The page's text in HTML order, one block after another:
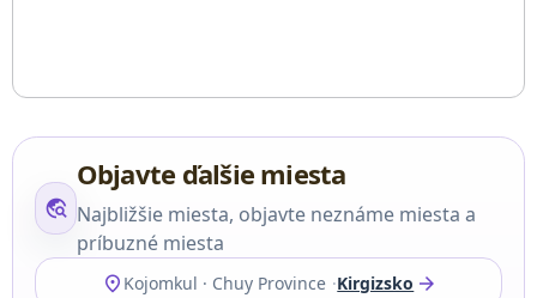
travel_explore
Objavte ďalšie miesta
Najbližšie miesta, objavte neznáme miesta a
príbuzné miesta
location_on Kojomkul · Chuy Province Kirgizsko arrow_forward